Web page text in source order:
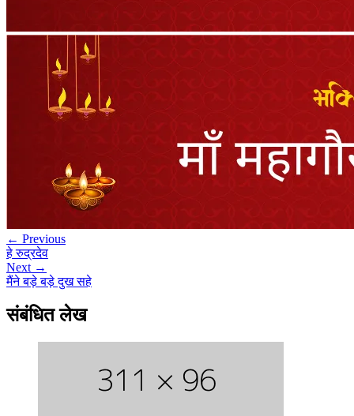
← Previous
हे रुद्रदेव
Next →
मैंने बड़े बड़े दुख सहे
संबंधित लेख